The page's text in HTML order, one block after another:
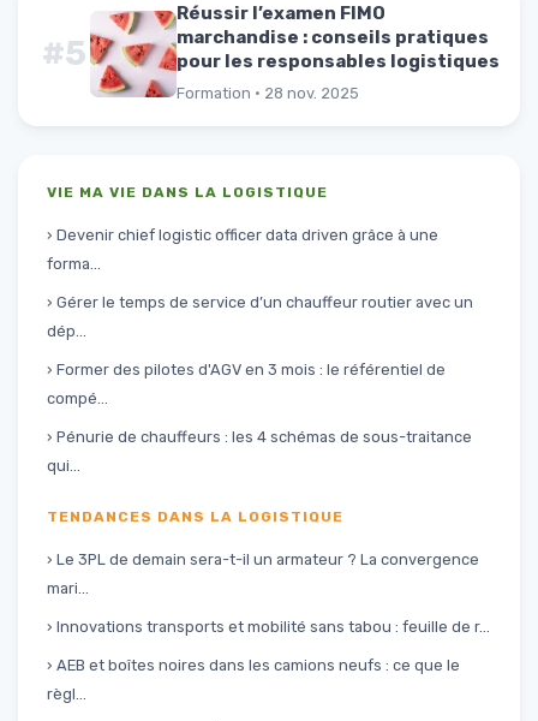
#5
Réussir l’examen FIMO
marchandise : conseils pratiques
pour les responsables logistiques
Formation · 28 nov. 2025
VIE MA VIE DANS LA LOGISTIQUE
› Devenir chief logistic officer data driven grâce à une
forma...
› Gérer le temps de service d’un chauffeur routier avec un
dép...
› Former des pilotes d'AGV en 3 mois : le référentiel de
compé...
› Pénurie de chauffeurs : les 4 schémas de sous-traitance
qui...
TENDANCES DANS LA LOGISTIQUE
› Le 3PL de demain sera-t-il un armateur ? La convergence
mari...
› Innovations transports et mobilité sans tabou : feuille de r...
› AEB et boîtes noires dans les camions neufs : ce que le
règl...